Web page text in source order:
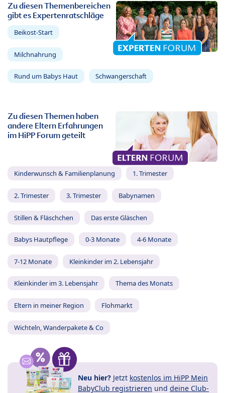
Zu diesen Themenbereichen
gibt es Expertenratschläge
Beikost-Start
Milchnahrung
Rund um Babys Haut Schwangerschaft
Zu diesen Themen haben
andere Eltern Erfahrungen
im HiPP Forum geteilt
Kinderwunsch & Familienplanung 1. Trimester
2. Trimester 3. Trimester Babynamen
Stillen & Fläschchen Das erste Gläschen
Babys Hautpflege 0-3 Monate 4-6 Monate
7-12 Monate Kleinkinder im 2. Lebensjahr
Kleinkinder im 3. Lebensjahr Thema des Monats
Eltern in meiner Region Flohmarkt
Wichteln, Wanderpakete & Co
Neu hier? Jetzt kostenlos im HiPP Mein
BabyClub registrieren und deine Club-